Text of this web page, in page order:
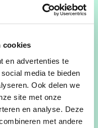
cookies
en advertenties te
media te bieden
Ook delen we
site met onze
en analyse. Deze
met andere
ik ben
vader van vier
stad Maaseik.
in het
culturele
hoe belangrijk
Ik zet me in voor